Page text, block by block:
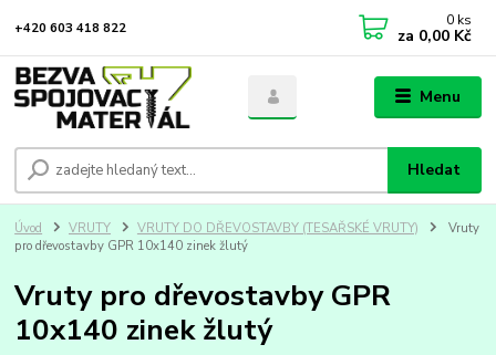
Menu
Hledat
+420 603 418 822 0 ks
za 0,00 Kč
Úvod VRUTY VRUTY DO DŘEVOSTAVBY (TESAŘSKÉ VRUTY)
Vruty
pro dřevostavby GPR 10x140 zinek žlutý
Vruty pro dřevostavby GPR
10x140 zinek žlutý